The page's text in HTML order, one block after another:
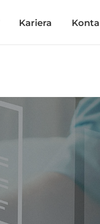
Kariera
Kariera